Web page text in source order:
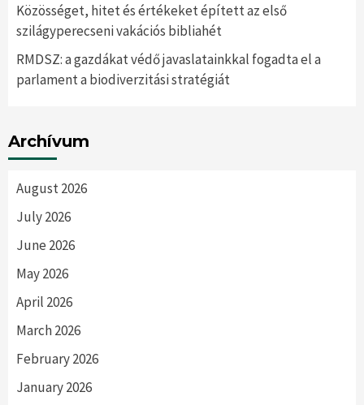
Közösséget, hitet és értékeket épített az első
szilágyperecseni vakációs bibliahét
RMDSZ: a gazdákat védő javaslatainkkal fogadta el a
parlament a biodiverzitási stratégiát
Archívum
August 2026
July 2026
June 2026
May 2026
April 2026
March 2026
February 2026
January 2026